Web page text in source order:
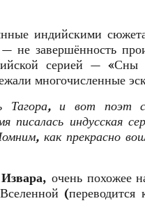
индийскими
не завершённость
серией —
многочисленные
Тагора, и вот поэт
индусская
как прекрасно
Извара, очень похожее
(переводится